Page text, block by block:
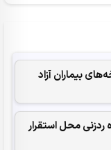
بیماران آزاد
محل استقرار